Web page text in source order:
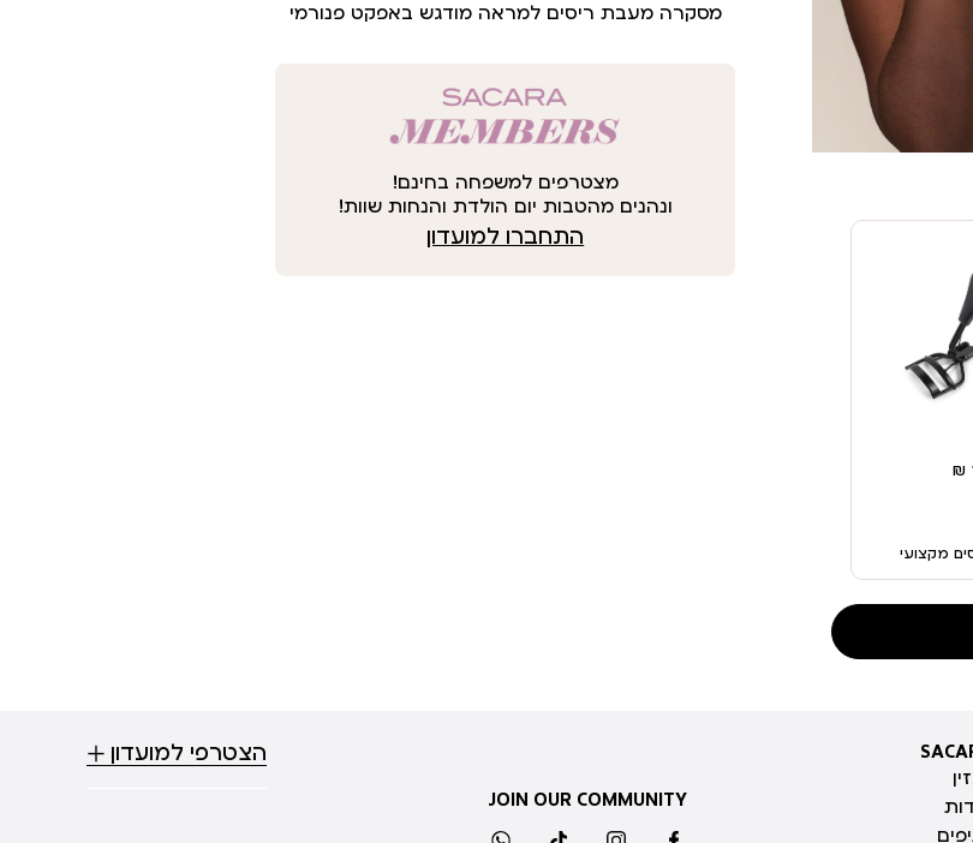
מסקרה מעבת ריסים למראה מודגש באפקט פנורמי
מצטרפים למשפחה בחינם!
ונהנים מהטבות יום הולדת והנחות שוות!
התחברו למועדון
מקצועי
JOIN OUR COMMUNITY
הצטרפי למועדון